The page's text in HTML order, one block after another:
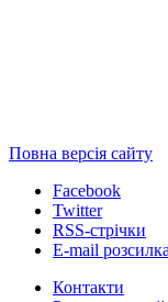
Повна версія сайту
Facebook
Twitter
RSS-стрічки
E-mail розсилка
Контакти